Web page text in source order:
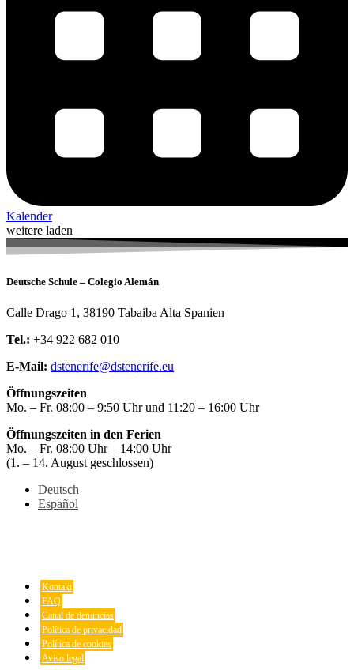
Kalender
weitere laden
Deutsche Schule – Colegio Alemán
Calle Drago 1, 38190 Tabaiba Alta Spanien
Tel.: +34 922 682 010
E-Mail: dstenerife@dstenerife.eu
Öffnungszeiten
Mo. – Fr. 08:00 – 9:50 Uhr und 11:20 – 16:00 Uhr
Öffnungszeiten in den Ferien
Mo. – Fr. 08:00 Uhr – 14:00 Uhr
(1. – 14. August geschlossen)
Deutsch
Español
Kontakt
FAQ
Canal de denuncias
Política de privacidad
Política de cookies
Aviso legal